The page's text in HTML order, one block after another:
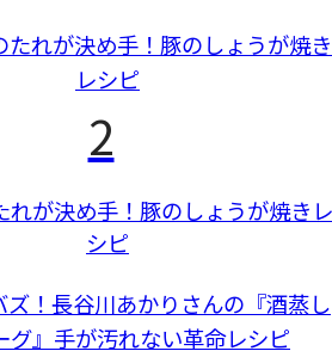
2
れが決め手！豚のしょうが焼きレ
シピ